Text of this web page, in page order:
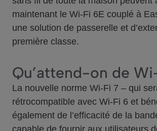
maintenant le Wi-Fi 6E couplé à
une solution de passerelle et
première classe.
Qu’attend-on de
La nouvelle norme Wi-Fi 7 – qui
rétrocompatible avec Wi-Fi 6 et
également de l’efficacité de la